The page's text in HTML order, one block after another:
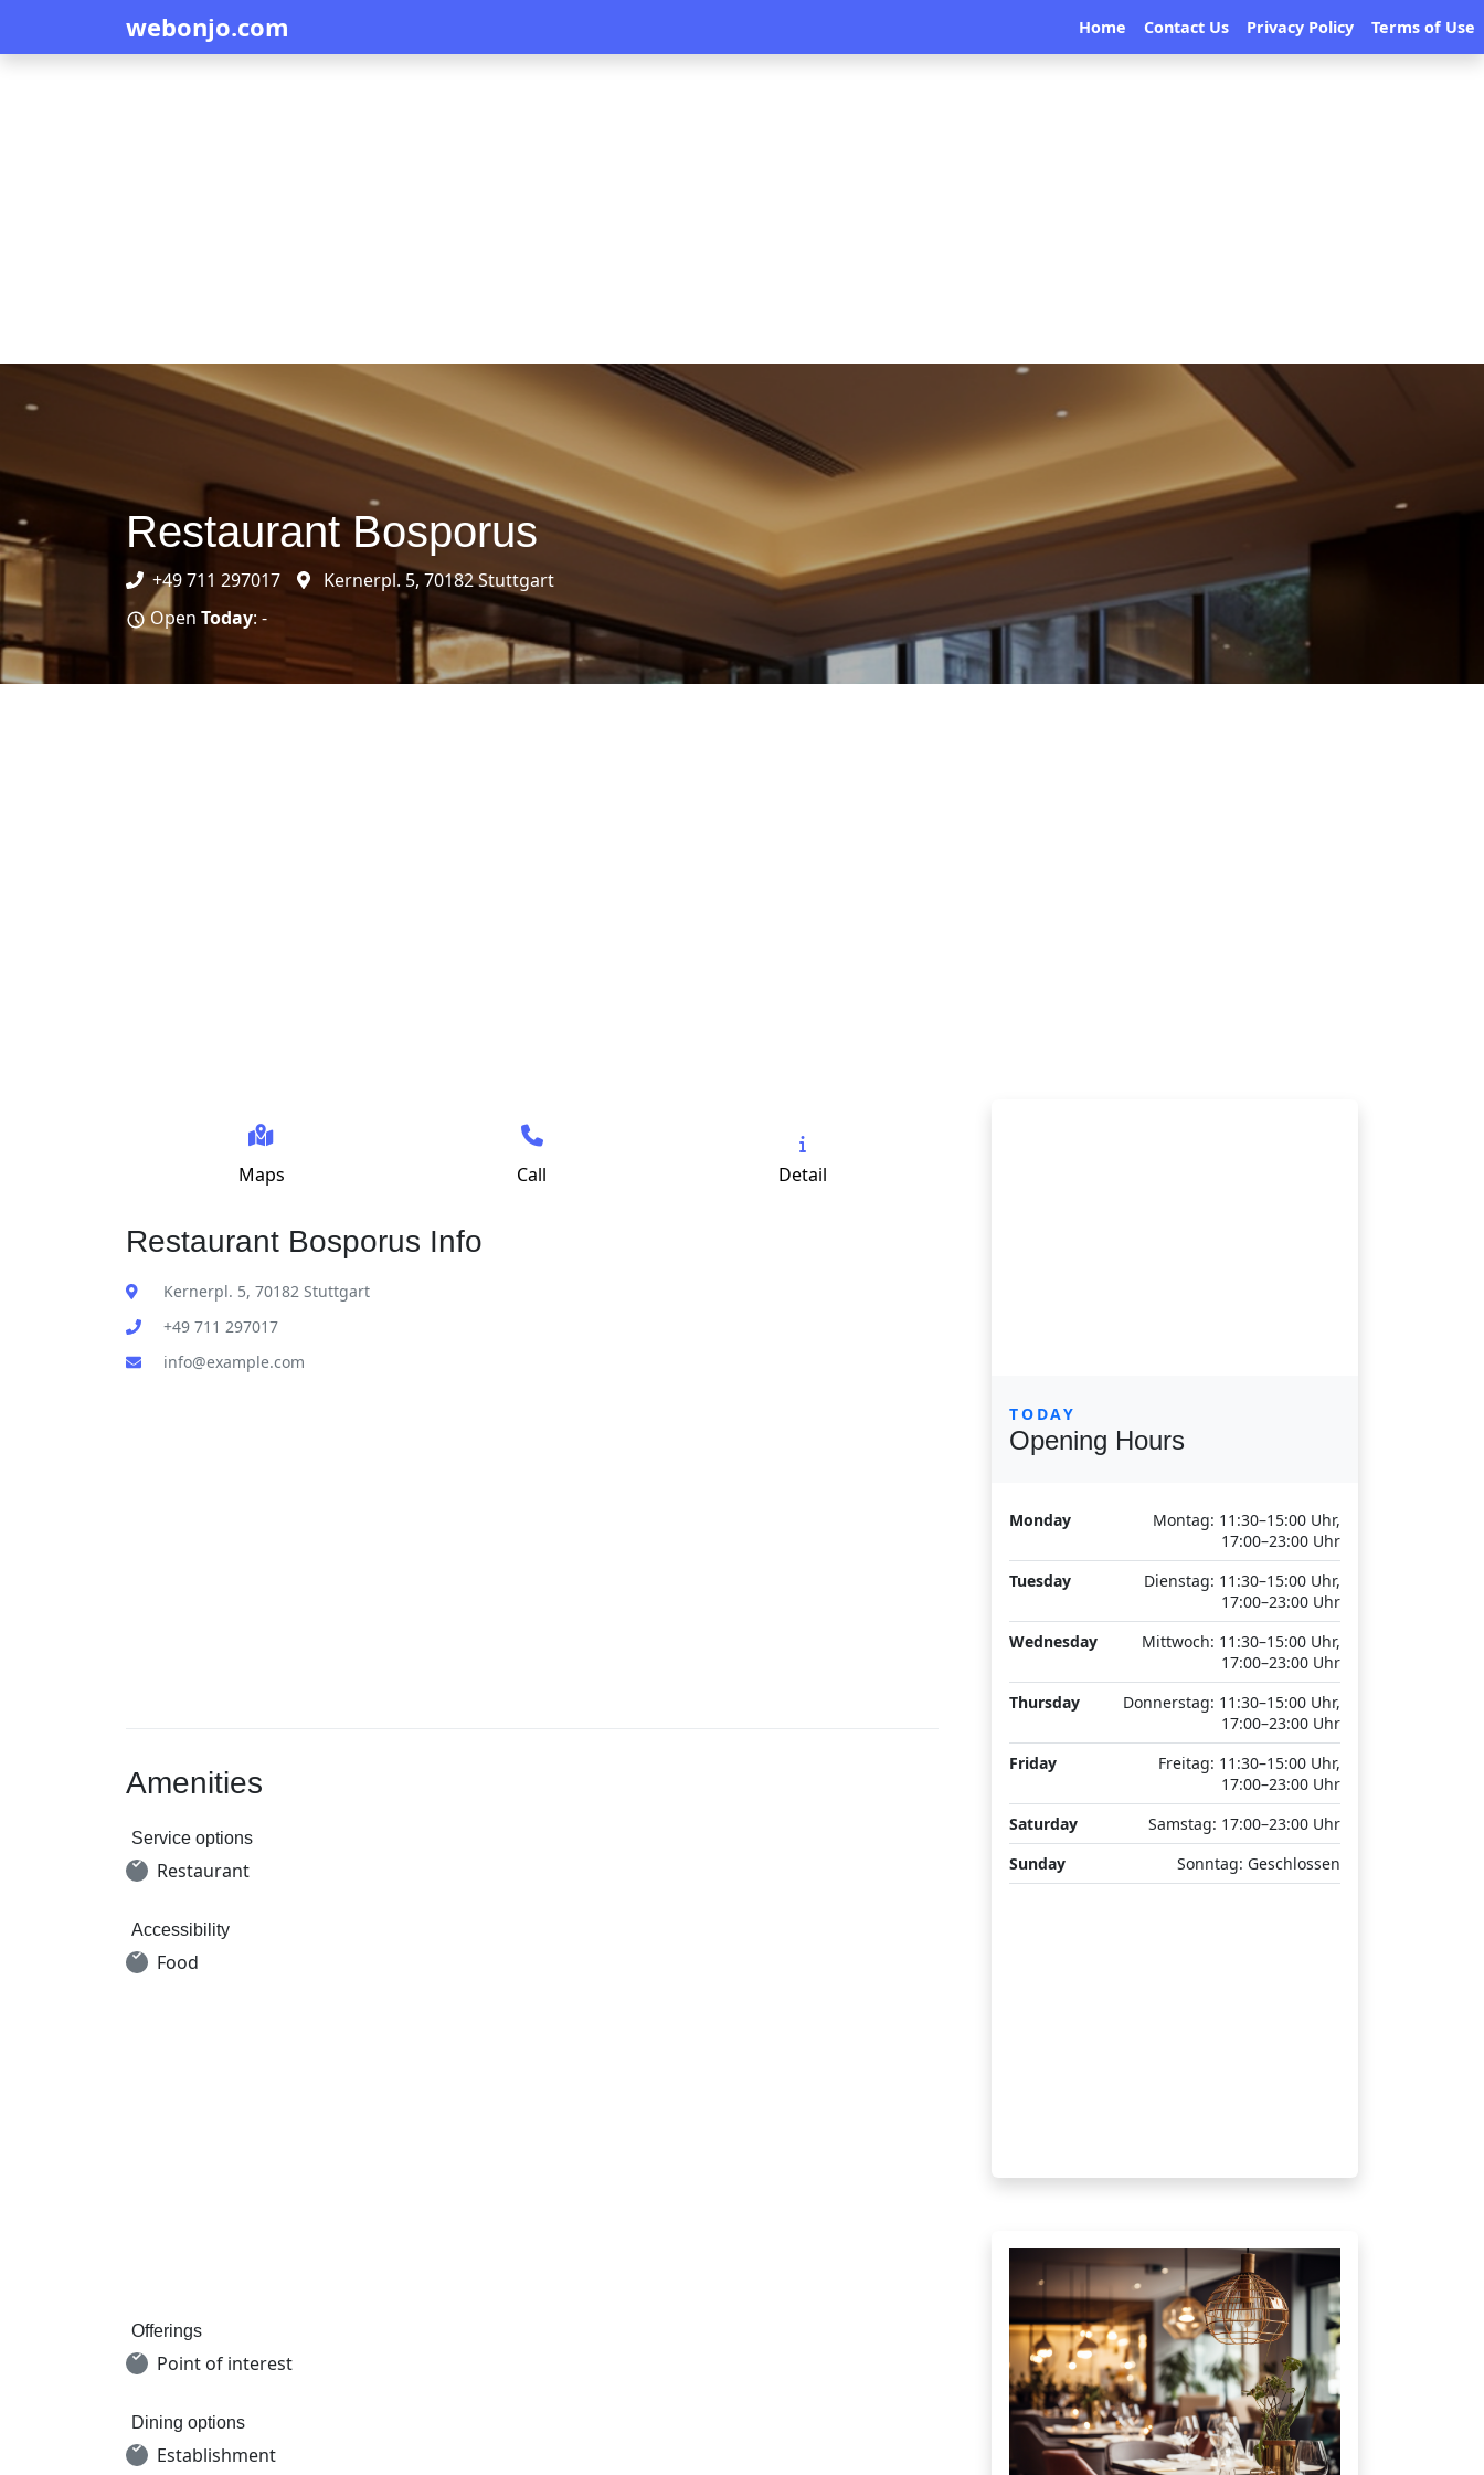
webonjo.com Home Contact Us Privacy Policy Terms of Use
Restaurant Bosporus
+49 711 297017
Kernerpl. 5, 70182 Stuttgart
Open Today: -
Maps Call Detail
Restaurant Bosporus Info
Kernerpl. 5, 70182 Stuttgart
+49 711 297017
info@example.com
Amenities
Service options
Restaurant
Accessibility
Food
Offerings
Point of interest
Dining options
Establishment
TODAY
Opening Hours
Monday
Montag: 11:30–15:00 Uhr,
17:00–23:00 Uhr
Tuesday
Dienstag: 11:30–15:00 Uhr,
17:00–23:00 Uhr
Wednesday
Mittwoch: 11:30–15:00 Uhr,
17:00–23:00 Uhr
Thursday
Donnerstag: 11:30–15:00 Uhr,
17:00–23:00 Uhr
Friday
Freitag: 11:30–15:00 Uhr,
17:00–23:00 Uhr
Saturday
Samstag: 17:00–23:00 Uhr
Sunday
Sonntag: Geschlossen